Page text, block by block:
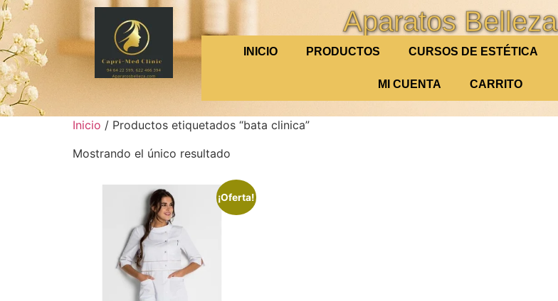
Aparatos Belleza
INICIO PRODUCTOS CURSOS DE ESTÉTICA
MI CUENTA CARRITO
Inicio / Productos etiquetados “bata clinica”
Mostrando el único resultado
¡Oferta!